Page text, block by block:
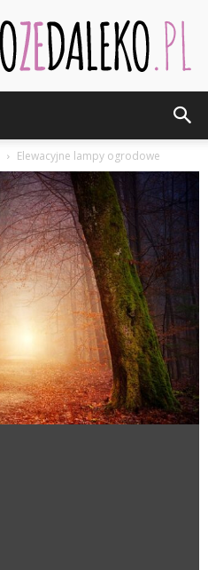
Elewacyjne lampy ogrodowe